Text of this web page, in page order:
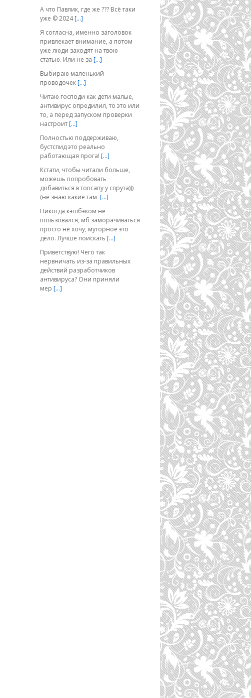
А что Павлик, где же ??? Всё таки
уже © 2024[…]
Я согласна, именно заголовок
привлекает внимание, а потом
уже люди заходят на твою
статью. Или не за […]
Выбираю маленький
проводочек[…]
Читаю господи как дети малые,
антивирус опредилил, то это или
то, а перед запуском проверки
настроит[…]
Полностью поддерживаю,
бустспид это реально
работающая прога! […]
Кстати, чтобы читали больше,
можешь попробовать
добавиться в топсапу у спрута)))
(не знаю какие там […]
Никогда кэшбэком не
пользовался, мб заморачиваться
просто не хочу, муторное это
дело. Лучше поискать […]
Приветствую! Чего так
нервничать из-за правильных
действий разработчиков
антивируса? Они приняли
мер […]